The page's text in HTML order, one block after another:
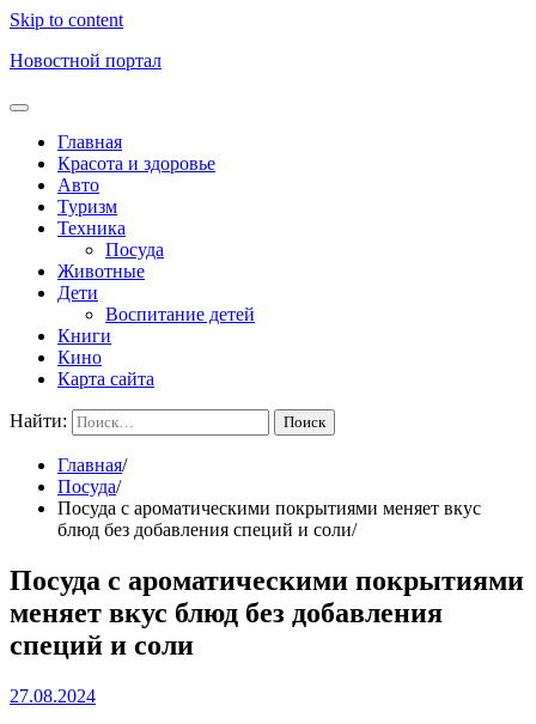
Skip to content
Новостной портал
Главная
Красота и здоровье
Авто
Туризм
Техника
Посуда
Животные
Дети
Воспитание детей
Книги
Кино
Карта сайта
Найти:
Главная
Посуда
Посуда с ароматическими покрытиями меняет вкус
блюд без добавления специй и соли
Посуда с ароматическими покрытиями
меняет вкус блюд без добавления
специй и соли
27.08.2024